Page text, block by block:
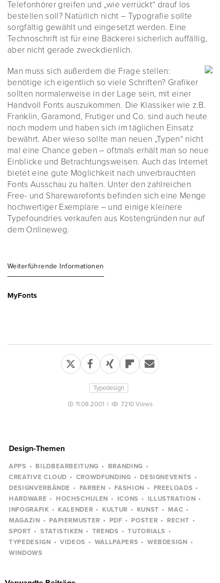
Telefonhörer greifen und „wie verrückt“ drauf los
bestellen soll? Natürlich nicht – Typografie sollte
sorgfältig gewählt und eingesetzt werden. Eine
Technoschrift ist für eine Bäckerei sicherlich auffällig,
aber nicht gerade zweckdienlich.
Man muss sich außerdem die Frage stellen:
benötige ich eigentlich so viele Schriften? Grafiker
sollten normalerweise in der Lage sein, mit einer
Handvoll Fonts auszukommen. Die Klassiker wie z.B.
Franklin, Garamond, Frutiger und Co. sind auch heute
noch modern und haben sich im täglichen Einsatz
bewährt. Aber wieso sollte man neuen „Typen“ nicht
mal eine Chance geben – oftmals erhält man so neue
Einblicke und Betrachtungsweisen. Auch das Internet
bietet eine gute Möglichkeit nach unverbrauchten
Fonts Ausschau zu halten. Unter den zahlreichen
Free- und Sharewarefonts befinden sich eine Menge
hochwertiger Exemplare – und einige kleinere
Typefoundries verkaufen aus Kostengründen nur auf
dem Onlineweg.
Weiterführende Informationen
MyFonts
Typedesign
11.08.2001 | 7210 Views
Design-Themen
APPS BILDBEARBEITUNG
BRANDING
CREATIVE CLOUD
CROWDFUNDING
DESIGNEVENTS
DESIGNVERBÄNDE
FARBEN FASHION
FREELOADS
HARDWARE
HOCHSCHULEN ICONS
ILLUSTRATION
INFOGRAFIK
KALENDER KULTUR KUNST
MAC
MAGAZIN
PAPIERMUSTER PDF POSTER
RECHT
SPORT
STATISTIKEN TRENDS
TUTORIALS
TYPEDESIGN
VIDEOS WALLPAPERS
WEBDESIGN
WINDOWS